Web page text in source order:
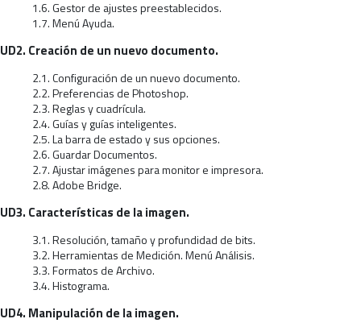
1.6. Gestor de ajustes preestablecidos.
1.7. Menú Ayuda.
UD2. Creación de un nuevo documento.
2.1. Configuración de un nuevo documento.
2.2. Preferencias de Photoshop.
2.3. Reglas y cuadrícula.
2.4. Guías y guías inteligentes.
2.5. La barra de estado y sus opciones.
2.6. Guardar Documentos.
2.7. Ajustar imágenes para monitor e impresora.
2.8. Adobe Bridge.
UD3. Características de la imagen.
3.1. Resolución, tamaño y profundidad de bits.
3.2. Herramientas de Medición. Menú Análisis.
3.3. Formatos de Archivo.
3.4. Histograma.
UD4. Manipulación de la imagen.